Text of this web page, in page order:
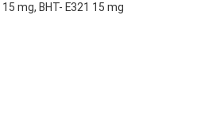
mg, BHT- E321 15 mg